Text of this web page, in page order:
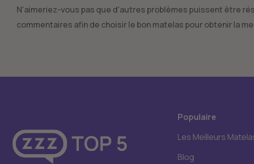
N'aimeriez-vous pas que d'autres problèmes puissent être
commentaires afin de choisir le bon matelas pour obtenir la
Populaire
Les Meilleurs
Blog